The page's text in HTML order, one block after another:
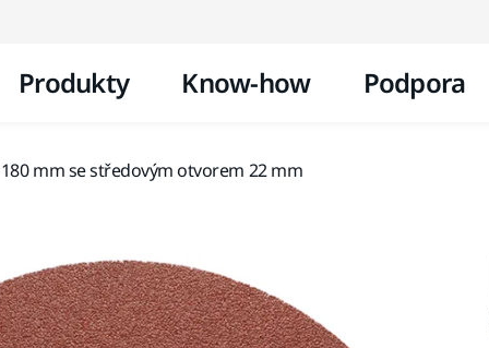
Produkty Know-how Podpora
mm se středovým otvorem 22 mm